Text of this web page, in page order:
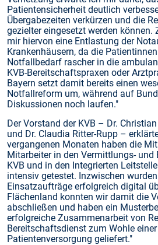
Patientensicherheit deutlich
Übergabezeiten verkürzen und die
gezielter eingesetzt werden können.
mir hiervon eine Entlastung der
Krankenhäusern, da die
Notfallbedarf rascher in die
KVB-Bereitschaftspraxen oder
Bayern setzt damit bereits einen
Notfallreform um, während auf
Diskussionen noch laufen."
Der Vorstand der KVB – Dr.
und Dr. Claudia Ritter-Rupp –
vergangenen Monaten haben die
Mitarbeiter in den Vermittlungs- und
KVB und in den Integrierten
intensiv getestet. Inzwischen
Einsatzaufträge erfolgreich digital
Flächenland konnten wir damit die
abschließen und haben ein
erfolgreiche Zusammenarbeit von
Bereitschaftsdienst zum Wohle
Patientenversorgung geliefert."